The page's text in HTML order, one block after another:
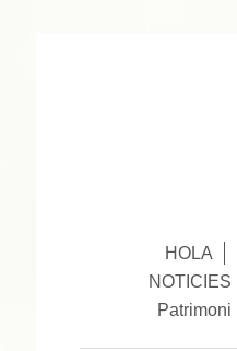
HOLA
NOTICIES
Patrimoni